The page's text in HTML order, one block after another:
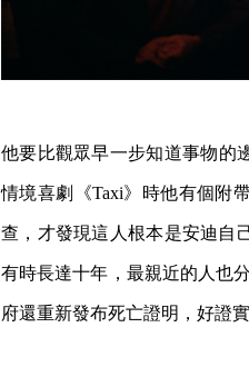
他要比觀眾早一步知道事物
情境喜劇《Taxi》時他有個附
查，才發現這人根本是安迪自
有時長達十年，最親近的人也
府還重新發布死亡證明，好證實